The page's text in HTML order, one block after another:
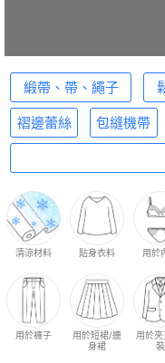
緞帶、帶、繩子
褶邊蕾絲 包縫機帶
清涼材料 貼身衣料 用於
用於褲子
用於短裙/連
身裙
用於
裝